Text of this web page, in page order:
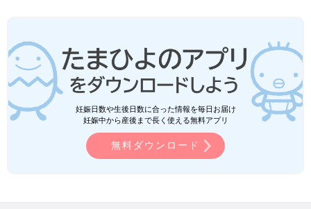
妊娠日数や生後日数に合った情報を毎日お届け
妊娠中から産後まで長く使える無料アプリ
無料ダウンロード